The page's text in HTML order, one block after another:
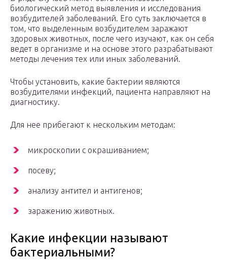
биологический метод выявления и исследования
возбудителей заболеваний. Его суть заключается в
том, что выделенным возбудителем заражают
здоровых животных, после чего изучают, как он себя
ведет в организме и на основе этого разрабатывают
методы лечения тех или иных заболеваний.
Чтобы установить, какие бактерии являются
возбудителями инфекций, пациента направляют на
диагностику.
Для нее прибегают к нескольким методам:
микроскопии с окрашиванием;
посеву;
анализу антител и антигенов;
заражению животных.
Какие инфекции называют
бактериальными?